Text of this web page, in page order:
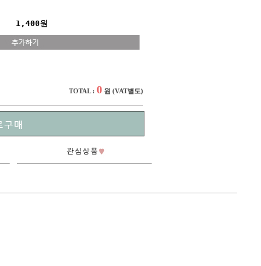
1,400원
TOTAL : 0 원 (VAT별도)